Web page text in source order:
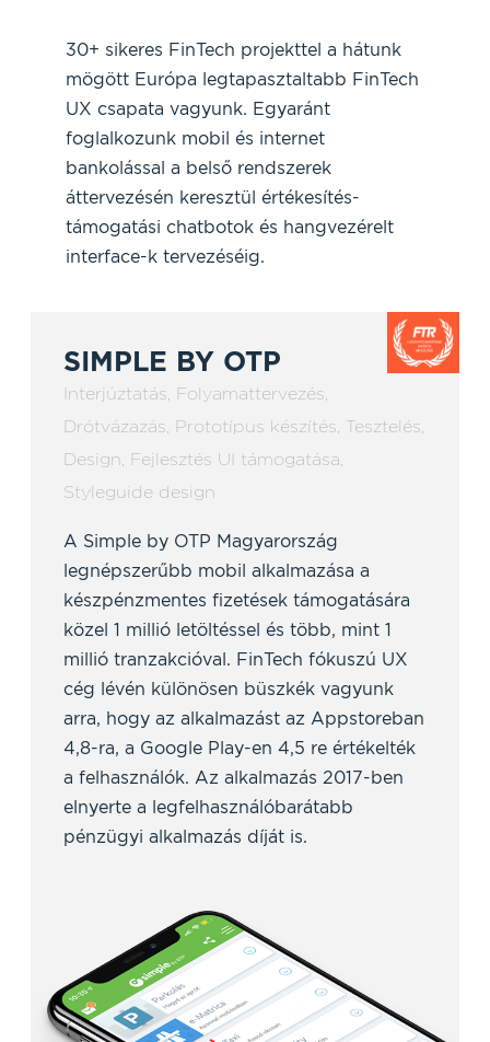
30+ sikeres FinTech projekttel a hátunk
mögött Európa legtapasztaltabb FinTech
UX csapata vagyunk. Egyaránt
foglalkozunk mobil és internet
bankolással a belső rendszerek
áttervezésén keresztül értékesítés-
támogatási chatbotok és hangvezérelt
interface-k tervezéséig.
SIMPLE BY OTP
Interjúztatás, Folyamattervezés,
Drótvázazás, Prototípus készítés, Tesztelés,
Design, Fejlesztés UI támogatása,
Styleguide design
A Simple by OTP Magyarország
legnépszerűbb mobil alkalmazása a
készpénzmentes fizetések támogatására
közel 1 millió letöltéssel és több, mint 1
millió tranzakcióval. FinTech fókuszú UX
cég lévén különösen büszkék vagyunk
arra, hogy az alkalmazást az Appstoreban
4,8-ra, a Google Play-en 4,5 re értékelték
a felhasználók. Az alkalmazás 2017-ben
elnyerte a legfelhasználóbarátabb
pénzügyi alkalmazás díját is.